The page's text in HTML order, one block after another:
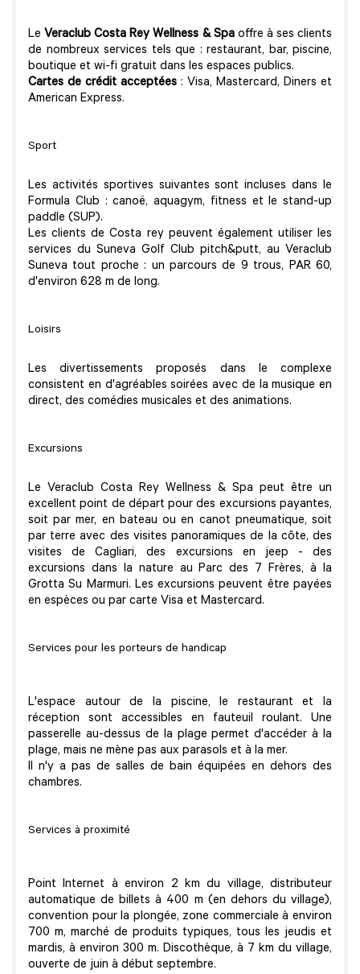
Le Veraclub Costa Rey Wellness & Spaoffre à ses clients
de nombreux services tels que : restaurant, bar, piscine,
boutique et wi-fi gratuit dans les espaces publics.
Cartes de crédit acceptées : Visa, Mastercard, Diners et
American Express.
Sport
Les activités sportives suivantes sont incluses dans le
Formula Club : canoë, aquagym, fitness et le stand-up
paddle (SUP).
Les clients de Costa rey peuvent également utiliser les
services du Suneva Golf Club pitch&putt, au Veraclub
Suneva tout proche : un parcours de 9 trous, PAR 60,
d'environ 628 m de long.
Loisirs
Les divertissements proposés dans le complexe
consistent en d'agréables soirées avec de la musique en
direct, des comédies musicales et des animations.
Excursions
Le Veraclub Costa Rey Wellness & Spa peut être un
excellent point de départ pour des excursions payantes,
soit par mer, en bateau ou en canot pneumatique, soit
par terre avec des visites panoramiques de la côte, des
visites de Cagliari, des excursions en jeep - des
excursions dans la nature au Parc des 7 Frères, à la
Grotta Su Marmuri. Les excursions peuvent être payées
en espèces ou par carte Visa et Mastercard.
Services pour les porteurs de handicap
L'espace autour de la piscine, le restaurant et la
réception sont accessibles en fauteuil roulant. Une
passerelle au-dessus de la plage permet d'accéder à la
plage, mais ne mène pas aux parasols et à la mer.
Il n'y a pas de salles de bain équipées en dehors des
chambres.
Services à proximité
Point Internet à environ 2 km du village, distributeur
automatique de billets à 400 m (en dehors du village),
convention pour la plongée, zone commerciale à environ
700 m, marché de produits typiques, tous les jeudis et
mardis, à environ 300 m. Discothèque, à 7 km du village,
ouverte de juin à début septembre.